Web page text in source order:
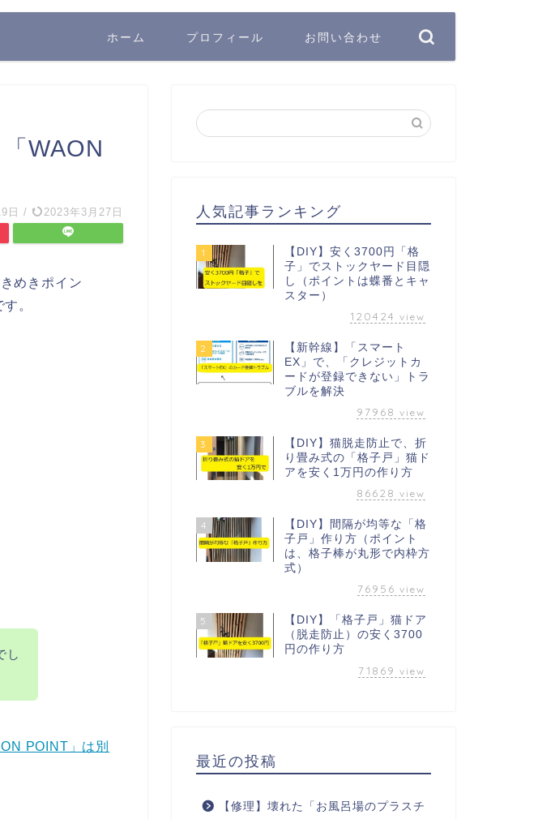
ホーム プロフィール お問い合わせ
WAON
日 / 2023年3月27日
めきポイン
。
し
POINT」は別
人気記事ランキング
1
【DIY】安く3700円「格
子」でストックヤード目隠
し（ポイントは蝶番とキャ
スター）
120424 view
2
【新幹線】「スマート
EX」で、「クレジットカ
ードが登録できない」トラ
ブルを解決
97968 view
3
【DIY】猫脱走防止で、折
り畳み式の「格子戸」猫ド
アを安く1万円の作り方
86628 view
4
【DIY】間隔が均等な「格
子戸」作り方（ポイント
は、格子棒が丸形で内枠方
式）
76956 view
5
【DIY】「格子戸」猫ドア
（脱走防止）の安く3700
円の作り方
71869 view
最近の投稿
【修理】壊れた「お風呂場のプラスチ